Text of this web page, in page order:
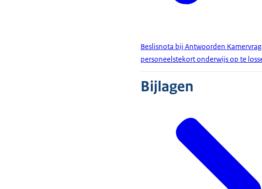
Beslisnota bij Antwoorden
personeelstekort onderwijs op te
Bijlagen